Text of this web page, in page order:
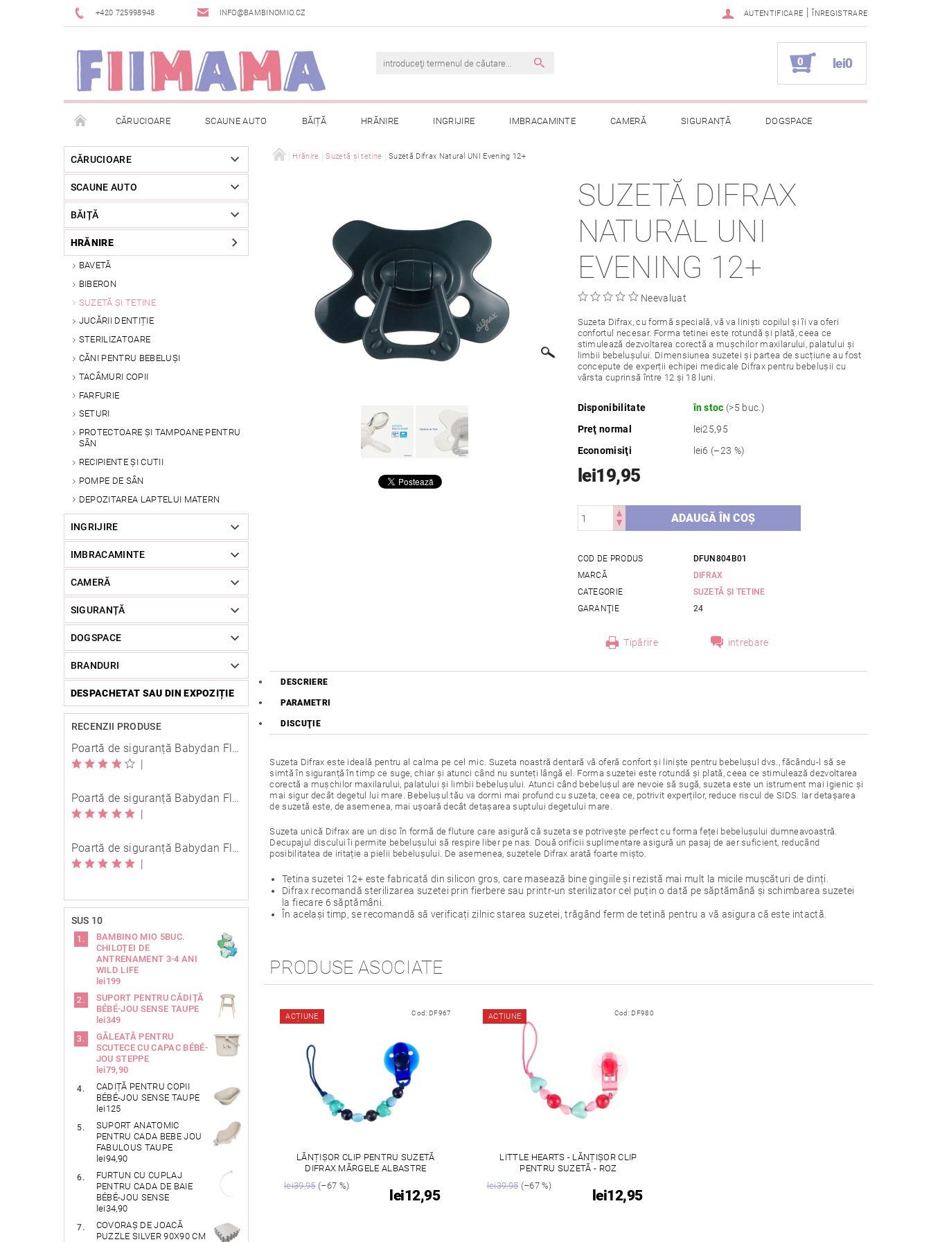
+420 725998948 INFO@BAMBINOMIO.CZ AUTENTIFICARE | ÎNREGISTRARE
0 lei0
CĂRUCIOARE SCAUNE AUTO BĂIȚĂ HRĂNIRE INGRIJIRE IMBRACAMINTE CAMERĂ SIGURANȚĂ DOGSPACE
BRANDURI DESPACHETAT SAU DIN EXPOZIȚIE TERMENI ȘI CONDIȚII CONTACT
RETURNAREA MĂRFII METODE DE PLATĂ
CĂRUCIOARE
SCAUNE AUTO
BĂIȚĂ
HRĂNIRE
BAVETĂ
BIBERON
SUZETĂ ȘI TETINE
JUCĂRII DENTIȚIE
STERILIZATOARE
CĂNI PENTRU BEBELUȘI
TACÂMURI COPII
FARFURIE
SETURI
PROTECTOARE ȘI TAMPOANE PENTRU
SÂN
RECIPIENTE ȘI CUTII
POMPE DE SÂN
DEPOZITAREA LAPTELUI MATERN
INGRIJIRE
IMBRACAMINTE
CAMERĂ
SIGURANȚĂ
DOGSPACE
BRANDURI
DESPACHETAT SAU DIN EXPOZIȚIE
RECENZII PRODUSE
Poartă de siguranță Babydan Flexi Fit metal albă 67-105,5 cm cu înșurubare
Poartă de siguranță Babydan Flexi Fit metal neagră 67-105,5 cm cu înșurubare
Poartă de siguranță Babydan Flexi Fit metal neagră 67-105,5 cm cu înșurubare
SUS 10
BAMBINO MIO 5BUC.
CHILOȚEI DE
ANTRENAMENT 3-4 ANI
WILD LIFE
lei199
SUPORT PENTRU CĂDIȚĂ
BÉBÉ-JOU SENSE TAUPE
lei349
GĂLEATĂ PENTRU
SCUTECE CU CAPAC BÉBÉ-
JOU STEPPE
lei79,90
CADIȚĂ PENTRU COPII
BÉBÉ-JOU SENSE TAUPE
lei125
SUPORT ANATOMIC
PENTRU CADA BEBE JOU
FABULOUS TAUPE
lei94,90
FURTUN CU CUPLAJ
PENTRU CADA DE BAIE
BÉBÉ-JOU SENSE
lei34,90
COVORAȘ DE JOACĂ
PUZZLE SILVER 90X90 CM
Hrănire Suzetă și tetine Suzetă Difrax Natural UNI Evening 12+
SUZETĂ DIFRAX
NATURAL UNI
EVENING 12+
Neevaluat
Suzeta Difrax, cu formă specială, vă va liniști copilul și îi va oferi
confortul necesar. Forma tetinei este rotundă și plată, ceea ce
stimulează dezvoltarea corectă a mușchilor maxilarului, palatului și
limbii bebelușului. Dimensiunea suzetei și partea de sucțiune au fost
concepute de experții echipei medicale Difrax pentru bebelușii cu
vârsta cuprinsă între 12 și 18 luni.
Disponibilitate în stoc (>5 buc.)
Preţ normal
lei25,95
Economisiţi
lei6 (–23 %)
lei19,95
COD DE PRODUS
DFUN804B01
MARCĂ
DIFRAX
CATEGORIE
SUZETĂ ȘI TETINE
GARANŢIE
24
Tipărire intrebare
DESCRIERE
PARAMETRI
DISCUŢIE
Suzeta Difrax este ideală pentru al calma pe cel mic. Suzeta noastră dentară vă oferă confort și liniște pentru bebelușul dvs., făcându-l să se
simtă în siguranță în timp ce suge, chiar și atunci când nu sunteți lângă el. Forma suzetei este rotundă și plată, ceea ce stimulează dezvoltarea
corectă a mușchilor maxilarului, palatului și limbii bebelușului. Atunci când bebelușul are nevoie să sugă, suzeta este un istrument mai igienic și
mai sigur decât degetul lui mare. Bebelușul tău va dormi mai profund cu suzeta, ceea ce, potrivit experților, reduce riscul de SIDS. Iar detașarea
de suzetă este, de asemenea, mai ușoară decât detașarea suptului degetului mare.
Suzeta unică Difrax are un disc în formă de fluture care asigură că suzeta se potrivește perfect cu forma feței bebelușului dumneavoastră.
Decupajul discului îi permite bebelușului să respire liber pe nas. Două orificii suplimentare asigură un pasaj de aer suficient, reducând
posibilitatea de iritație a pielii bebelușului. De asemenea, suzetele Difrax arată foarte mișto.
Tetina suzetei 12+ este fabricată din silicon gros, care masează bine gingiile și rezistă mai mult la micile mușcături de dinți.
Difrax recomandă sterilizarea suzetei prin fierbere sau printr-un sterilizator cel puțin o dată pe săptămână și schimbarea suzetei
la fiecare 6 săptămâni.
În același timp, se recomandă să verificați zilnic starea suzetei, trăgând ferm de tetină pentru a vă asigura că este intactă.
PRODUSE ASOCIATE
ACȚIUNE Cod: DF967
LĂNȚIȘOR CLIP PENTRU SUZETĂ
DIFRAX MĂRGELE ALBASTRE
lei39,95(–67 %)
lei12,95
ACȚIUNE Cod: DF980
LITTLE HEARTS - LĂNȚIȘOR CLIP
PENTRU SUZETĂ - ROZ
lei39,95(–67 %)
lei12,95